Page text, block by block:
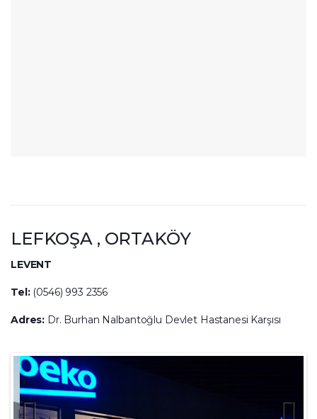
LEFKOŞA , ORTAKÖY
LEVENT
Tel: (0546) 993 2356
Adres: Dr. Burhan Nalbantoğlu Devlet Hastanesi Karşısı